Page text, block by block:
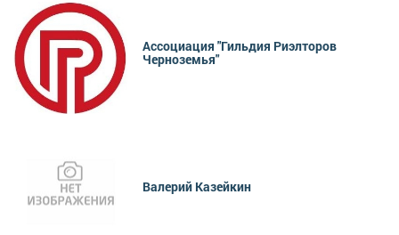
Ассоциация "Гильдия Риэлторов
Черноземья"
Валерий Казейкин